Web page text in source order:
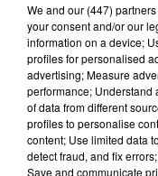
We and our (447) partners
your consent and/or our
information on a device;
profiles for personalised
advertising; Measure
performance; Understand
of data from different
profiles to personalise
content; Use limited data
detect fraud, and fix
Save and communicate